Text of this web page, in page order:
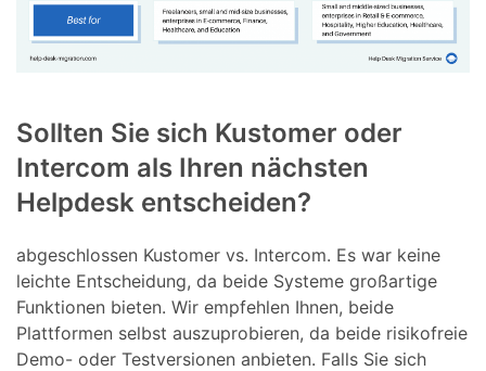
Sollten Sie sich Kustomer oder
Intercom als Ihren nächsten
Helpdesk entscheiden?
abgeschlossen Kustomer vs. Intercom. Es war keine
leichte Entscheidung, da beide Systeme großartige
Funktionen bieten. Wir empfehlen Ihnen, beide
Plattformen selbst auszuprobieren, da beide risikofreie
Demo- oder Testversionen anbieten. Falls Sie sich